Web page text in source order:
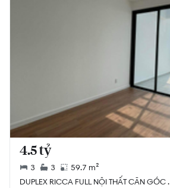
4.5 tỷ
3 3
59.7 m²
DUPLEX RICCA FULL NỘI THẤT CĂN GÓC .